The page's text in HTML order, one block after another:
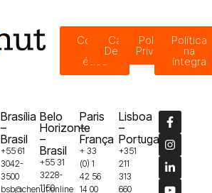
Código
ética
Canal de
Denúncias
Política de
Privacidade
Política
na
íntegra
Brasília
–
Brasil
+55 61
3042-
3500
bsb@chenut.online
Belo
Horizonte
–
Brasil
+55 31
3228-
1150
Paris
–
França
+ 33
(0) 1
42 56
14 00
Lisboa
–
Portugal
+351
211
313
660